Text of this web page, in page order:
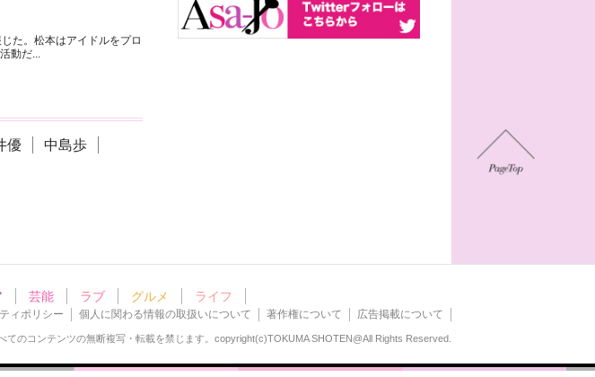
た。松本はアイドルをプロ
動だ...
優
中島歩
芸能 ラブ グルメ ライフ
ィポリシー 個人に関わる情報の取扱いについて 著作権について 広告掲載について
てのコンテンツの無断複写・転載を禁じます。 copyright(c)TOKUMA SHOTEN@All Rights Reserved.